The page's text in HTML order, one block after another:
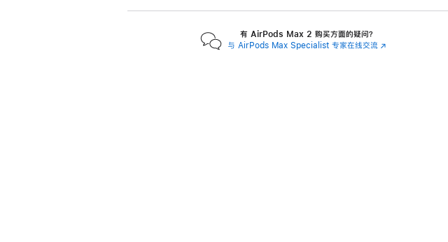
有 AirPods Max 2 购买方面的疑问？
与 AirPods Max Specialist 专家在线交流 (在